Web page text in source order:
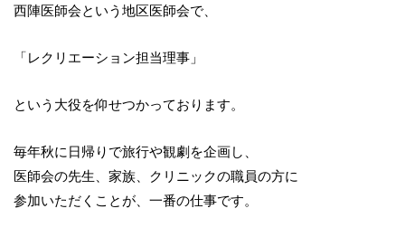
西陣医師会という地区医師会で、
「レクリエーション担当理事」
という大役を仰せつかっております。
毎年秋に日帰りで旅行や観劇を企画し、
医師会の先生、家族、クリニックの職員の方に
参加いただくことが、一番の仕事です。